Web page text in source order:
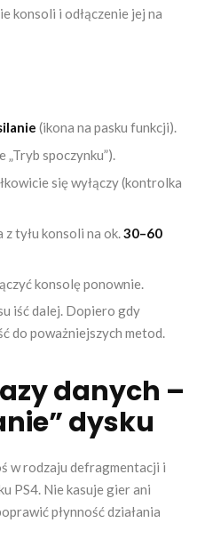
konsoli i odłączenie jej na
(ikona na pasku funkcji).
„Tryb spoczynku”).
się wyłączy (kontrolka
tyłu konsoli na ok. 30–60
konsolę ponownie.
iść dalej. Dopiero gdy
do poważniejszych metod.
danych –
dysku
w rodzaju defragmentacji i
PS4. Nie kasuje gier ani
płynność działania